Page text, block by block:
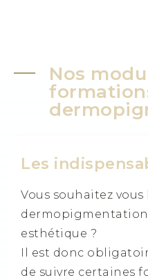
Nos
Les
Vous souhaitez
dermopigmentation
esthétique ?
Il est donc
de suivre certaines